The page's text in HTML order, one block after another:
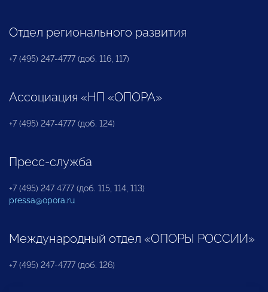
Отдел регионального развития
+7 (495) 247-4777 (доб. 116, 117)
Ассоциация «НП «ОПОРА»
+7 (495) 247-4777 (доб. 124)
Пресс-служба
+7 (495) 247 4777 (доб. 115, 114, 113)
pressa@opora.ru
Международный отдел «ОПОРЫ РОССИИ»
+7 (495) 247-4777 (доб. 126)